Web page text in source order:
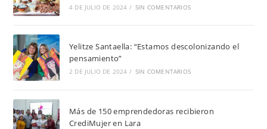
4 DE JULIO DE 2024 / SIN COMENTARIOS
Yelitze Santaella: “Estamos descolonizando el
pensamiento”
2 DE JULIO DE 2024 / SIN COMENTARIOS
Más de 150 emprendedoras recibieron
CrediMujer en Lara